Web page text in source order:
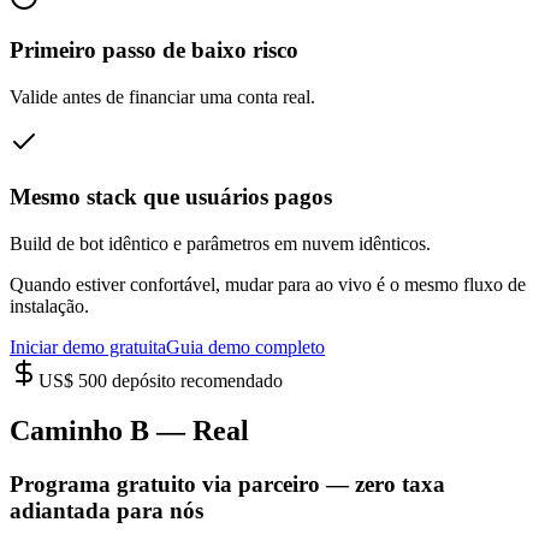
Primeiro passo de baixo risco
Valide antes de financiar uma conta real.
Mesmo stack que usuários pagos
Build de bot idêntico e parâmetros em nuvem idênticos.
Quando estiver confortável, mudar para ao vivo é o mesmo fluxo de
instalação.
Iniciar demo gratuitaGuia demo completo
US$ 500 depósito recomendado
Caminho B — Real
Programa gratuito via parceiro — zero taxa
adiantada para nós